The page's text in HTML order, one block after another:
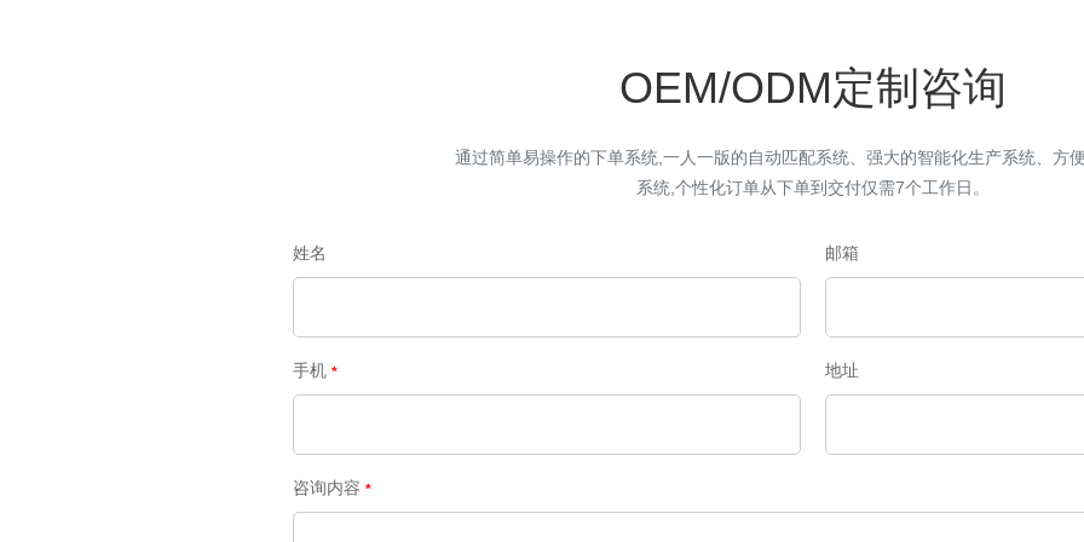
OEM/ODM定制咨询
通过简单易操作的下单系统,一人一版的自动匹配系统、强大的智能化生产系统、方
系统,个性化订单从下单到交付仅需7个工作日。
姓名 邮箱
手机 地址
咨询内容